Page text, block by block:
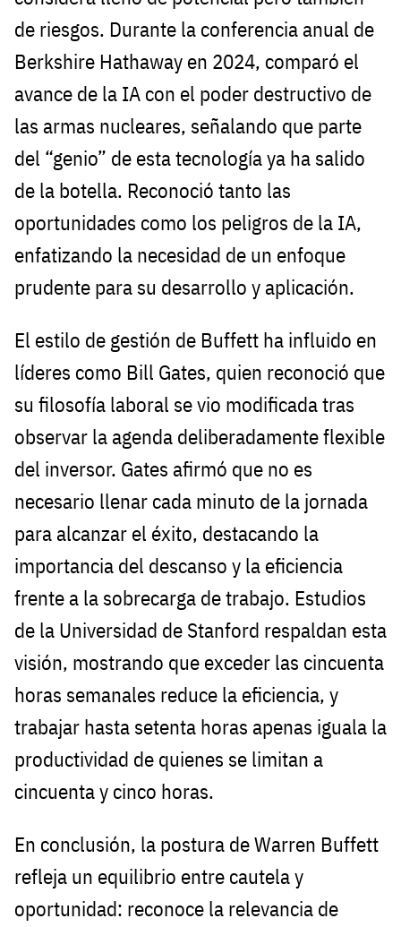
de riesgos. Durante la conferencia anual de
Berkshire Hathaway en 2024, comparó el
avance de la IA con el poder destructivo de
las armas nucleares, señalando que parte
del “genio” de esta tecnología ya ha salido
de la botella. Reconoció tanto las
oportunidades como los peligros de la IA,
enfatizando la necesidad de un enfoque
prudente para su desarrollo y aplicación.
El estilo de gestión de Buffett ha influido en
líderes como Bill Gates, quien reconoció que
su filosofía laboral se vio modificada tras
observar la agenda deliberadamente flexible
del inversor. Gates afirmó que no es
necesario llenar cada minuto de la jornada
para alcanzar el éxito, destacando la
importancia del descanso y la eficiencia
frente a la sobrecarga de trabajo. Estudios
de la Universidad de Stanford respaldan esta
visión, mostrando que exceder las cincuenta
horas semanales reduce la eficiencia, y
trabajar hasta setenta horas apenas iguala la
productividad de quienes se limitan a
cincuenta y cinco horas.
En conclusión, la postura de Warren Buffett
refleja un equilibrio entre cautela y
oportunidad: reconoce la relevancia de